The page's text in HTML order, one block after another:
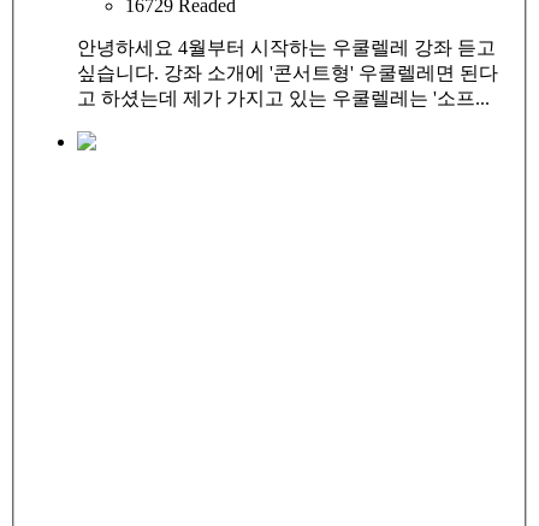
16729 Readed
안녕하세요 4월부터 시작하는 우쿨렐레 강좌 듣고
싶습니다. 강좌 소개에 '콘서트형' 우쿨렐레면 된다
고 하셨는데 제가 가지고 있는 우쿨렐레는 '소프...